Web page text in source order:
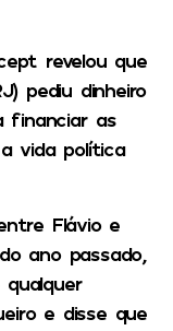
revelou que
pediu dinheiro
financiar as
vida política
Flávio e
ano passado,
e disse que